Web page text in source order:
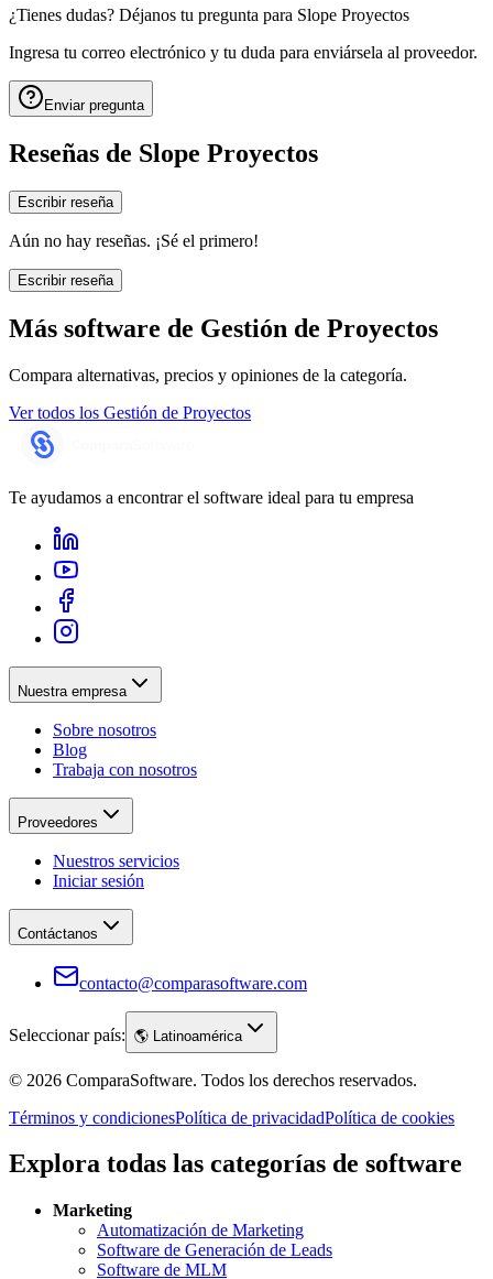
¿Tienes dudas? Déjanos tu pregunta para Slope Proyectos
Ingresa tu correo electrónico y tu duda para enviársela al proveedor.
Enviar pregunta
Reseñas de Slope Proyectos
Escribir reseña
Aún no hay reseñas. ¡Sé el primero!
Escribir reseña
Más software de Gestión de Proyectos
Compara alternativas, precios y opiniones de la categoría.
Ver todos los Gestión de Proyectos
Te ayudamos a encontrar el software ideal para tu empresa
Nuestra empresa
Sobre nosotros
Blog
Trabaja con nosotros
Proveedores
Nuestros servicios
Iniciar sesión
Contáctanos
contacto@comparasoftware.com
Seleccionar país: 🌎 Latinoamérica
© 2026 ComparaSoftware. Todos los derechos reservados.
Términos y condicionesPolítica de privacidadPolítica de cookies
Explora todas las categorías de software
Marketing
Automatización de Marketing
Software de Generación de Leads
Software de MLM